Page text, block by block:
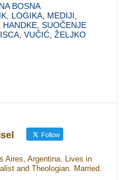
BOSNA
LOGIKA MEDIJI
HANDKE ,SUOČENJE
,VUČIĆ ,ŽELJKO
Follow
Aires, Argentina. Lives in
and Theologian. Married.